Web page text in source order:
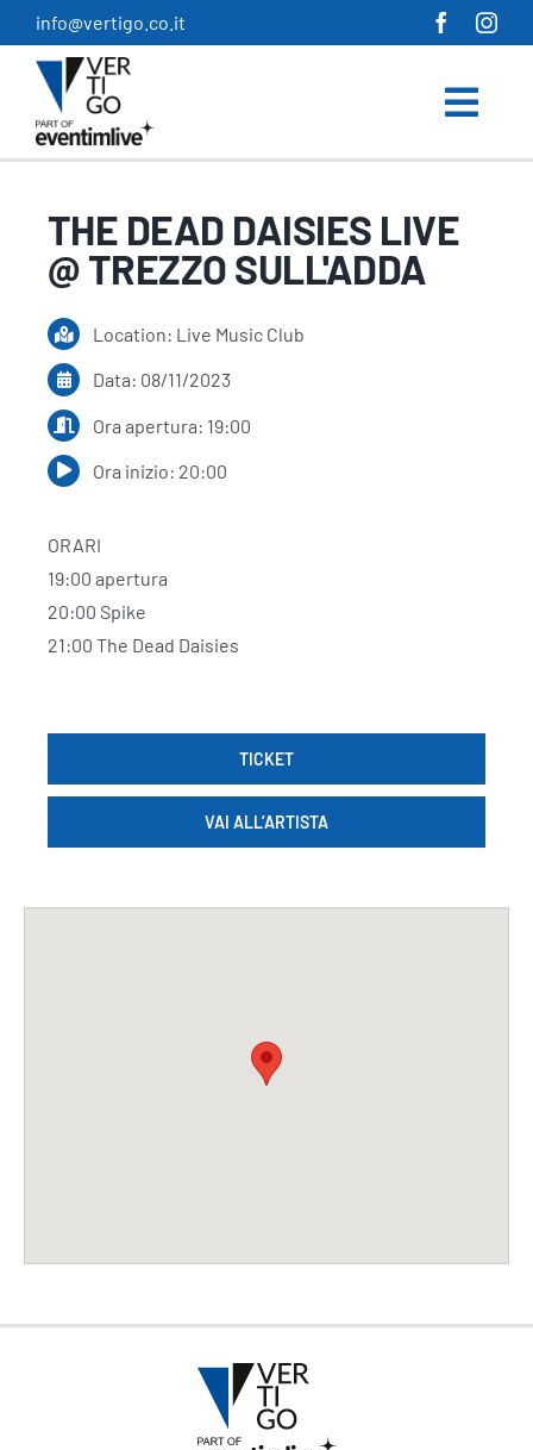
Salta
al
contenuto
info@vertigo.co.it
THE DEAD DAISIES LIVE
@ TREZZO SULL'ADDA
Location: Live Music Club
Data: 08/11/2023
Ora apertura: 19:00
Ora inizio: 20:00
ORARI
19:00 apertura
20:00 Spike
21:00 The Dead Daisies
TICKET
VAI ALL’ARTISTA